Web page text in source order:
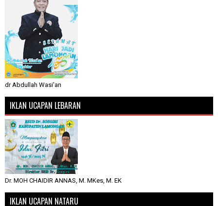
dr Abdullah Wasi'an
IKLAN UCAPAN LEBARAN
Dr. MOH CHAIDIR ANNAS, M. MKes, M. EK
IKLAN UCAPAN NATARU